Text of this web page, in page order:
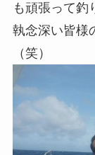
も頑張って釣
執念深い皆様
（笑）